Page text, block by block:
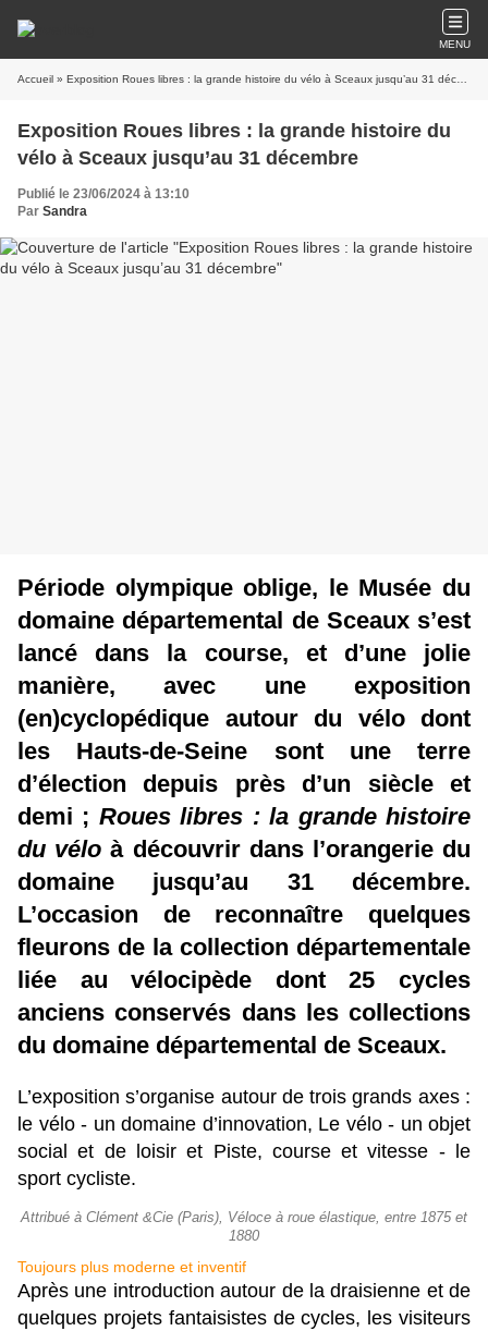
MENU
Accueil » Exposition Roues libres : la grande histoire du vélo à Sceaux jusqu’au 31 décembre
Exposition Roues libres : la grande histoire du
vélo à Sceaux jusqu’au 31 décembre
Publié le 23/06/2024 à 13:10
Par Sandra
Période olympique oblige, le Musée du
domaine départemental de Sceaux s’est
lancé dans la course, et d’une jolie
manière, avec une exposition
(en)cyclopédique autour du vélo dont
les Hauts-de-Seine sont une terre
d’élection depuis près d’un siècle et
demi ; Roues libres : la grande histoire
du vélo à découvrir dans l’orangerie du
domaine jusqu’au 31 décembre.
L’occasion de reconnaître quelques
fleurons de la collection départementale
liée au vélocipède dont 25 cycles
anciens conservés dans les collections
du domaine départemental de Sceaux.
L’exposition s’organise autour de trois grands axes :
le vélo - un domaine d’innovation, Le vélo - un objet
social et de loisir et Piste, course et vitesse - le
sport cycliste.
Attribué à Clément &Cie (Paris), Véloce à roue élastique, entre 1875 et
1880
Toujours plus moderne et inventif
Après une introduction autour de la draisienne et de
quelques projets fantaisistes de cycles, les visiteurs